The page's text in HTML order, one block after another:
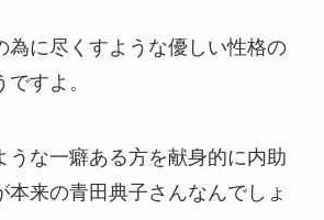
為に尽くすような優しい性格の
すよ。
うな一癖ある方を献身的に内助
本来の青田典子さんなんでしょ